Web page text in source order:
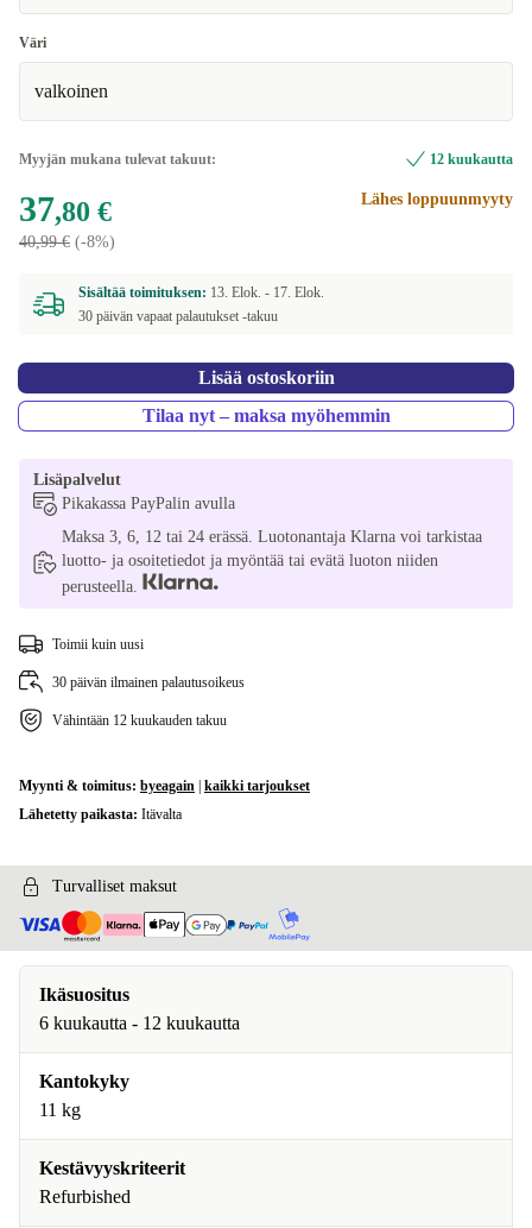
Väri
valkoinen
Myyjän mukana tulevat takuut: 12 kuukautta
37,80 €
40,99 € (-8%)
Lähes loppuunmyyty
Sisältää toimituksen: 13. Elok. - 17. Elok.
30 päivän vapaat palautukset -takuu
Lisää ostoskoriin
Tilaa nyt – maksa myöhemmin
Lisäpalvelut
Pikakassa PayPalin avulla
Maksa 3, 6, 12 tai 24 erässä. Luotonantaja Klarna voi tarkistaa
luotto- ja osoitetiedot ja myöntää tai evätä luoton niiden
perusteella.
Toimii kuin uusi
30 päivän ilmainen palautusoikeus
Vähintään 12 kuukauden takuu
Myynti & toimitus: byeagain kaikki tarjoukset
Lähetetty paikasta: Itävalta
Turvalliset maksut
Ikäsuositus
6 kuukautta - 12 kuukautta
Kantokyky
11 kg
Kestävyyskriteerit
Refurbished